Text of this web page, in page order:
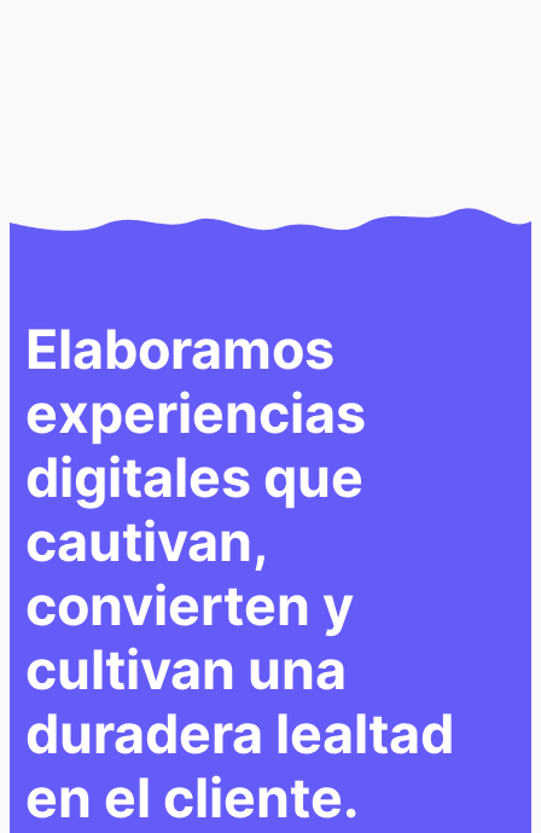
Elaboramos
experiencias
digitales que
cautivan,
convierten y
cultivan una
duradera lealtad
en el cliente.